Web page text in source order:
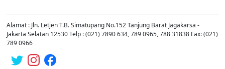
Alamat : Jln. Letjen T.B. Simatupang No.152 Tanjung Barat Jagakarsa -
Jakarta Selatan 12530 Telp : (021) 7890 634, 789 0965, 788 31838 Fax: (021)
789 0966